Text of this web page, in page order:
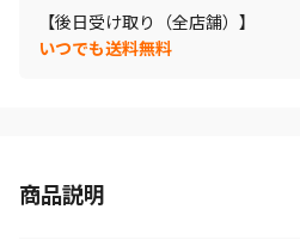
【後日受け取り（全店舗）】
いつでも送料無料
商品説明